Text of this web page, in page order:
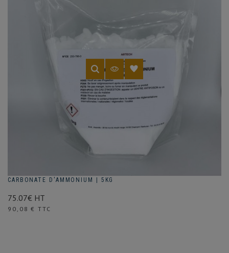
CARBONATE D'AMMONIUM | 5KG
75.07€ HT
Prix
90,08 € TTC